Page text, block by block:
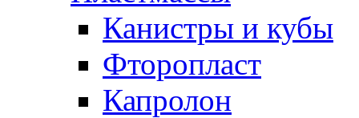
Канистры и кубы
Фторопласт
Капролон